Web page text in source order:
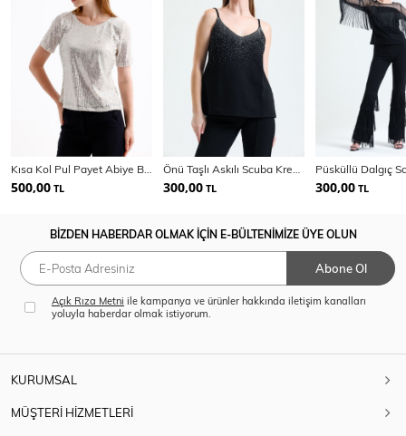
500,00 TL 300,00 TL 300,00 TL
BİZDEN HABERDAR OLMAK İÇİN E-BÜLTENİMİZE ÜYE OLUN
Abone Ol
Açık Rıza Metni ile kampanya ve ürünler hakkında iletişim kanalları
yoluyla haberdar olmak istiyorum.
KURUMSAL
MÜŞTERİ HİZMETLERİ